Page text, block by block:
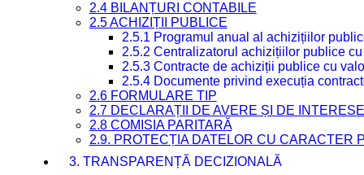
2.4 BILANȚURI CONTABILE
2.5 ACHIZIȚII PUBLICE
2.5.1 Programul anual al achizițiilor
2.5.2 Centralizatorul achizițiilor publice
2.5.3 Contracte de achiziții publice cu
2.5.4 Documente privind execuția
2.6 FORMULARE TIP
2.7 DECLARAȚII DE AVERE ȘI DE INTERESE
2.8 COMISIA PARITARĂ
2.9. PROTECȚIA DATELOR CU CARACTER
3. TRANSPARENȚĂ DECIZIONALĂ